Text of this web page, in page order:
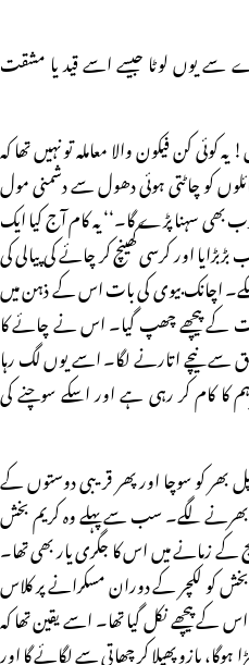
سے یوں لوٹا جیسے اسے قید یا مشقت
کوئی کن فیکون والا معاملہ تو نہیں تھا کہ
فائلوں کو چاٹتی ہوئی دھول سے دشمنی مول
بھی سہنا پڑے گا۔‘‘ یہ کام آج کیا ایک
اور کرسی کھینچ کر چائے کی پیالی کی
اچانک بیوی کی بات اس کے ذہن میں
بات کے پیچھے چھپ گیا۔ اس نے چائے کا
سے نیچے اتارنے لگا۔ اسے یوں لگ رہا
کا کام کر رہی ہے اور اسکے سوچنے کی
بھر کو سوچا اور پھر قریبی دوستوں کے
لگے۔ سب سے پہلے وہ کریم بخش
کے زمانے میں اس کا جگری یار بھی تھا۔
کو لکچر کے دوران مسکرانے پر کلاس
کے پیچھے نکل گیا تھا۔ اسے یقین تھا کہ
بازو پھیلا کر چھاتی سے لگائے گا اور